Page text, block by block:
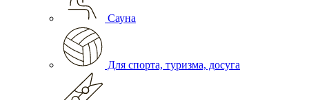
Сауна
Для спорта, туризма, досуга